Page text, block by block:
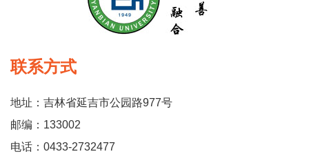
联系方式
地址：吉林省延吉市公园路977号
邮编：133002
电话：0433-2732477